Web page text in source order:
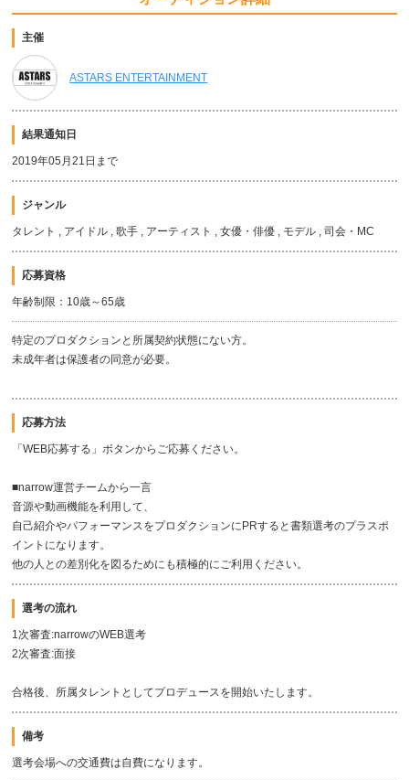
主催
ASTARS ENTERTAINMENT
結果通知日
2019年05月21日まで
ジャンル
タレント , アイドル , 歌手 , アーティスト , 女優・俳優 , モデル , 司会・MC
応募資格
年齢制限：10歳～65歳
特定のプロダクションと所属契約状態にない方。
未成年者は保護者の同意が必要。
応募方法
「WEB応募する」ボタンからご応募ください。
■narrow運営チームから一言
音源や動画機能を利用して、
自己紹介やパフォーマンスをプロダクションにPRすると書類選考のプラスポ
イントになります。
他の人との差別化を図るためにも積極的にご利用ください。
選考の流れ
1次審査:narrowのWEB選考
2次審査:面接
合格後、所属タレントとしてプロデュースを開始いたします。
備考
選考会場への交通費は自費になります。